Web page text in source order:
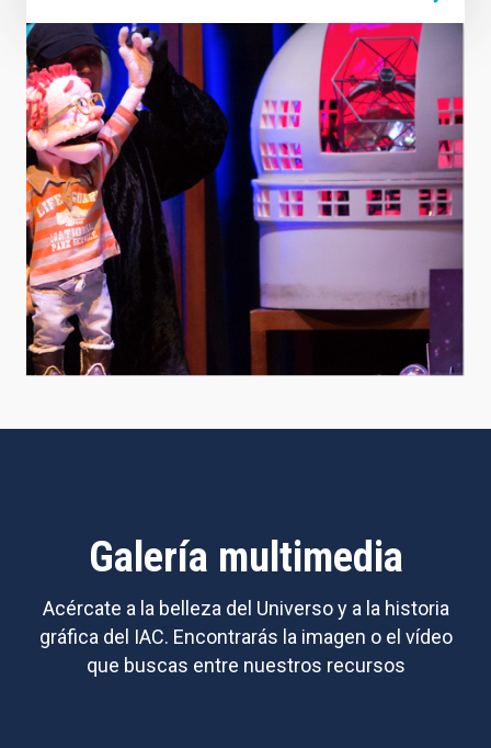
Galería multimedia
Acércate a la belleza del Universo y a la historia
gráfica del IAC. Encontrarás la imagen o el vídeo
que buscas entre nuestros recursos